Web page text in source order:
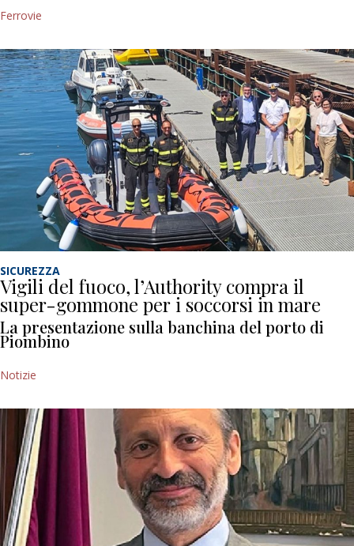
Ferrovie
SICUREZZA
Vigili del fuoco, l’Authority compra il
super-gommone per i soccorsi in mare
La presentazione sulla banchina del porto di
Piombino
Notizie